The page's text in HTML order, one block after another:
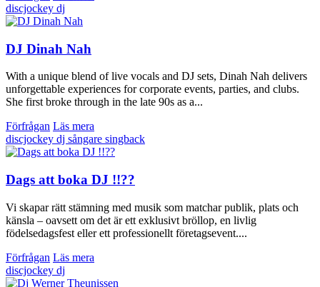
discjockey dj
DJ Dinah Nah
With a unique blend of live vocals and DJ sets, Dinah Nah delivers
unforgettable experiences for corporate events, parties, and clubs.
She first broke through in the late 90s as a...
Förfrågan Läs mera
discjockey dj sångare singback
Dags att boka DJ !!??
Vi skapar rätt stämning med musik som matchar publik, plats och
känsla – oavsett om det är ett exklusivt bröllop, en livlig
födelsedagsfest eller ett professionellt företagsevent....
Förfrågan Läs mera
discjockey dj